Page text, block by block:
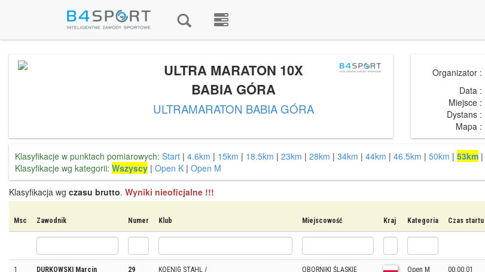
ULTRA MARATON 10X
BABIA GÓRA
ULTRAMARATON BABIA GÓRA
Organizator :
Data :
Miejsce :
Dystans :
Mapa :
Klasyfikacje w punktach pomiarowych: Start | 4.6km | 15km | 18.5km | 23km | 28km | 34km | 44km | 46.5km | 50km | 53km |
Klasyfikacje wg kategorii: Wszyscy | Open K | Open M
Klasyfikacja wg czasu brutto. Wyniki nieoficjalne !!!
Msc Zawodnik Numer Klub Miejscowość Kraj Kategoria Czas startu
1 DURKOWSKI Marcin 29 KOENIG STAHL / OBORNIKI ŚLĄSKIE Open M 00:00:01